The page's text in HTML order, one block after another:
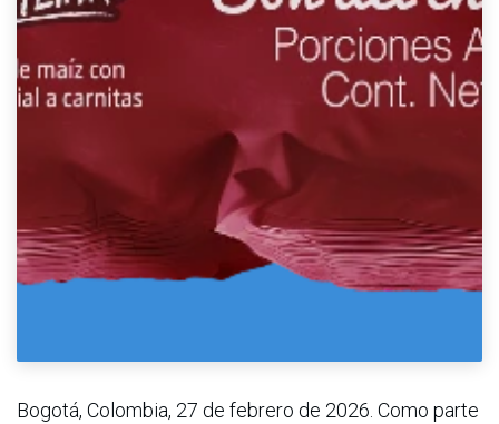
Bogotá, Colombia, 27 de febrero de 2026. Como parte